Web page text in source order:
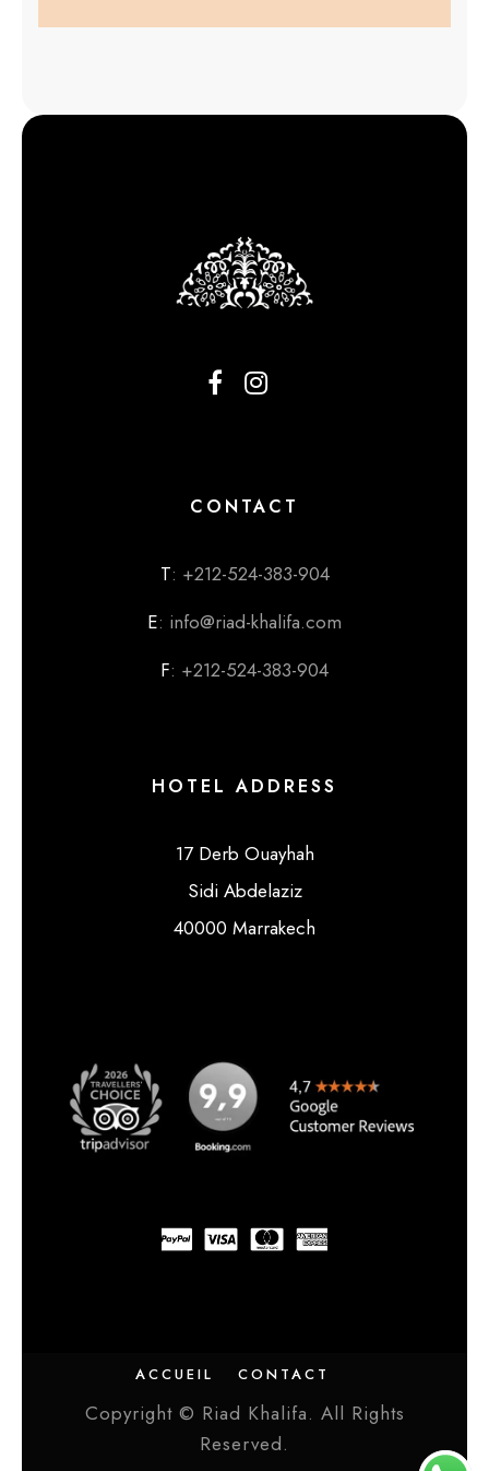
CONTACT
T: +212-524-383-904
E: info@riad-khalifa.com
F: +212-524-383-904
HOTEL ADDRESS
17 Derb Ouayhah
Sidi Abdelaziz
40000 Marrakech
ACCUEIL CONTACT
Copyright © Riad Khalifa. All Rights
Reserved.